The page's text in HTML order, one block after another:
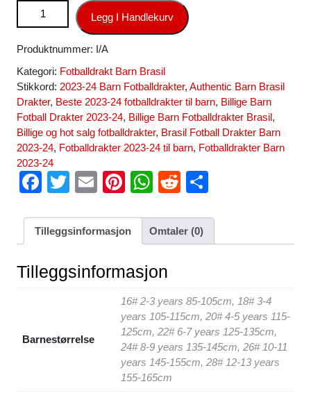
Brasil Fotballdrakt Barn Casemiro #5 Hjemmedrakt VM 2022
Kortermet (+ Korte bukser) antall
Legg I Handlekurv
Produktnummer: I/A
Kategori: Fotballdrakt Barn Brasil
Stikkord: 2023-24 Barn Fotballdrakter, Authentic Barn Brasil
Drakter, Beste 2023-24 fotballdrakter til barn, Billige Barn
Fotball Drakter 2023-24, Billige Barn Fotballdrakter Brasil,
Billige og hot salg fotballdrakter, Brasil Fotball Drakter Barn
2023-24, Fotballdrakter 2023-24 til barn, Fotballdrakter Barn
2023-24
F
c
b
o
k
T
tt
E
ail
Pi
er
st
W
at
s
A
p
p
R
d
di
ar
e
Tilleggsinformasjon Omtaler (0)
Tilleggsinformasjon
Barnestørrelse
16# 2-3 years 85-105cm, 18# 3-4
years 105-115cm, 20# 4-5 years 115-
125cm, 22# 6-7 years 125-135cm,
24# 8-9 years 135-145cm, 26# 10-11
years 145-155cm, 28# 12-13 years
155-165cm